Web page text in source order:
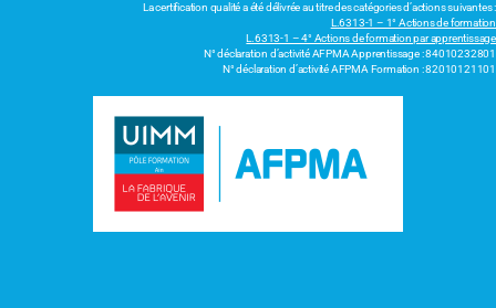
La certification qualité a été délivrée au titre des catégories d’actions suivantes :
L.6313-1 – 1° Actions de formation
L.6313-1 – 4° Actions de formation par apprentissage
N° déclaration d’activité AFPMA Apprentissage : 84010232801
N° déclaration d’activité AFPMA Formation : 82010121101